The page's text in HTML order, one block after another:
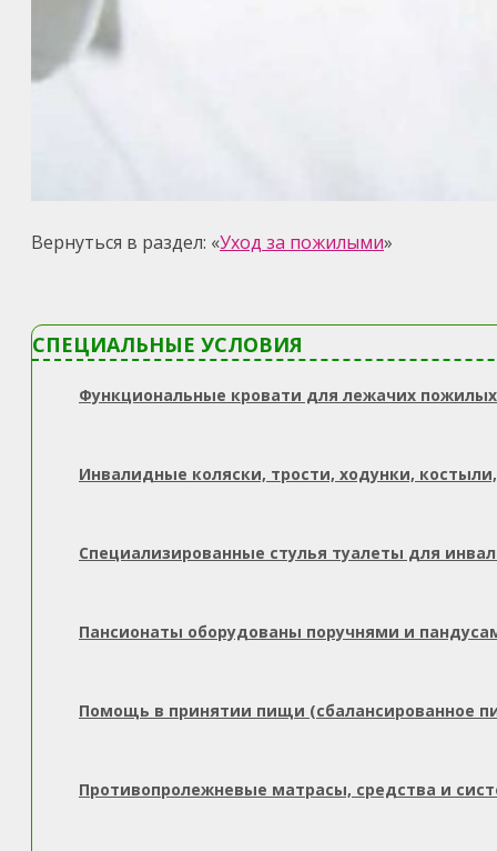
Вернуться в раздел: «Уход за пожилыми»
СПЕЦИАЛЬНЫЕ УСЛОВИЯ
Функциональные кровати для лежачих
Инвалидные коляски, трости, ходунки,
Специализированные стулья туалеты для
Пансионаты оборудованы поручнями и
Помощь в принятии пищи (сбалансированное
Противопролежневые матрасы, средства и